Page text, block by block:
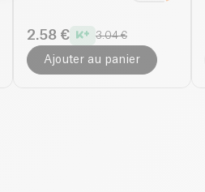
2.58 € 3.04 €
Ajouter au panier